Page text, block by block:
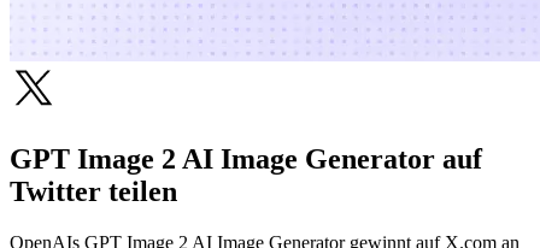
GPT Image 2 AI Image Generator auf
Twitter teilen
OpenAIs GPT Image 2 AI Image Generator gewinnt auf X.com an